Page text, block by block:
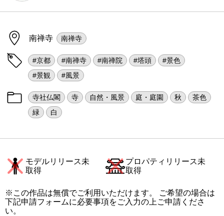
南禅寺 南禅寺
#京都 #南禅寺 #南禅院 #塔頭
#景色
#景観
#風景
寺社仏閣 寺 自然・風景 庭・庭園 秋
茶色
緑
白
モデルリリース未
取得
プロパティリリース未
取得
※この作品は無償でご利用いただけます。 ご希望の場合は
下記申請フォームに必要事項をご入力の上ご申請くださ
い。